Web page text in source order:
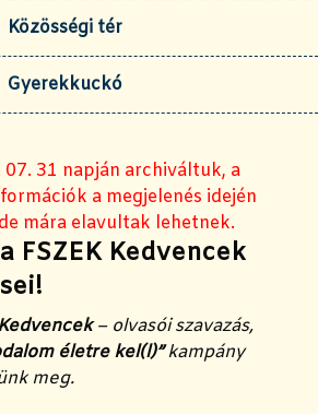
Közösségi tér
Gyerekkuckó
31 napján archiváltuk, a
a megjelenés idején
mára elavultak lehetnek.
FSZEK Kedvencek
– olvasói szavazás,
életre kel(l)”kampány
meg.